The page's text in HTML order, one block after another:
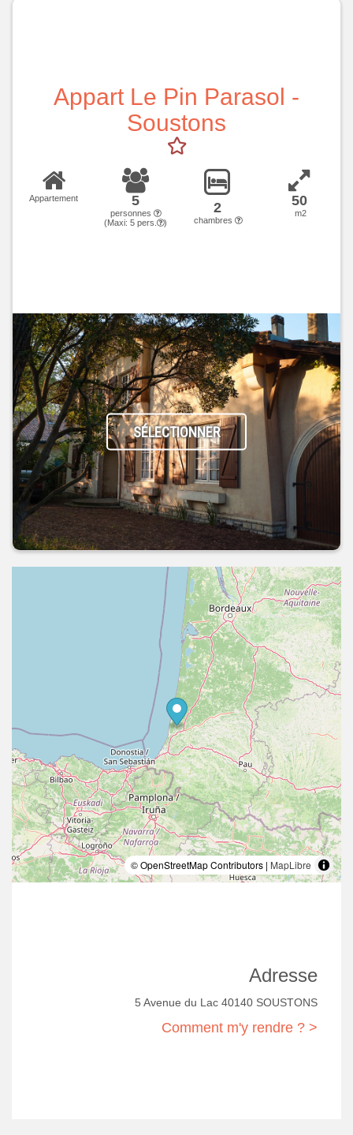
Appart Le Pin Parasol -
Soustons
Appartement 5
personnes
(Maxi: 5 pers. )
2
chambres
50
m2
SÉLECTIONNER
© OpenStreetMap Contributors | MapLibre
Adresse
5 Avenue du Lac 40140 SOUSTONS
Comment m'y rendre ? >